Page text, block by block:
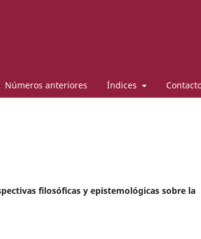
Números anteriores Índices
filosóficas y epistemológicas sobre la